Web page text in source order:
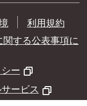
利用規約
する公表事項に
ー
ービス